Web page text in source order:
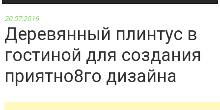
20.07.2016
Деревянный плинтус в
гостиной для создания
приятно8го дизайна